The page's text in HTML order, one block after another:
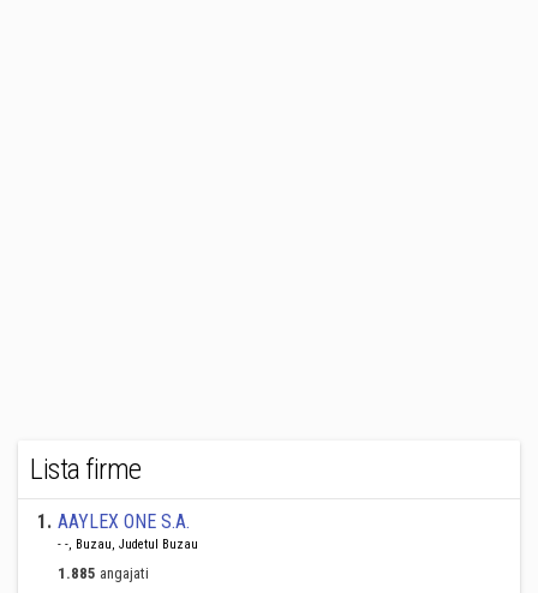
Lista firme
1. AAYLEX ONE S.A.
- -, Buzau, Judetul Buzau
1.885 angajati